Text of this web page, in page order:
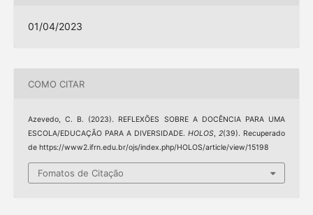
01/04/2023
COMO CITAR
Azevedo, C. B. (2023). REFLEXÕES SOBRE A DOCÊNCIA PARA UMA
ESCOLA/EDUCAÇÃO PARA A DIVERSIDADE.HOLOS,2(39). Recuperado
de https://www2.ifrn.edu.br/ojs/index.php/HOLOS/article/view/15198
Fomatos de Citação